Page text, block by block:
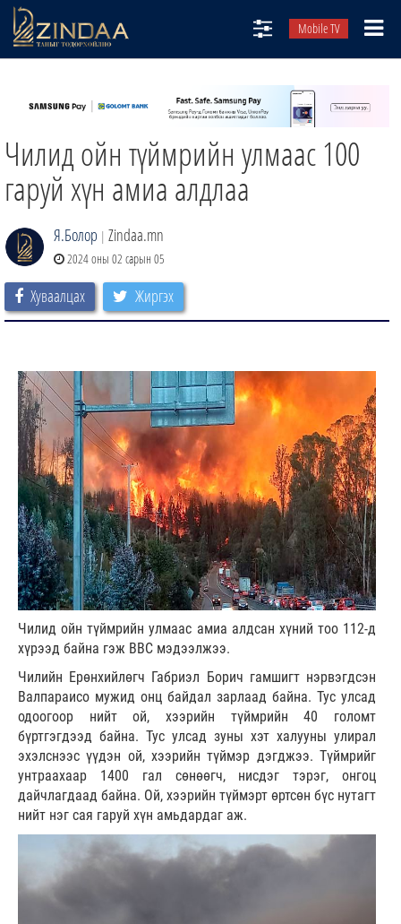
Mobile TV
ТВ8
ӨГЛӨӨНИЙ СОНИН
АУДИО ЗОХИОЛ
ЗИНДАА СЭТГҮҮЛ
Чилид ойн түймрийн улмаас 100
гаруй хүн амиа алдлаа
Я.Болор | Zindaa.mn
2024 оны 02 сарын 05
Хуваалцах Жиргэх
Чилид ойн түймрийн улмаас амиа алдсан хүний тоо 112-д
хүрээд байна гэж ВВС мэдээлжээ.
Чилийн Ерөнхийлөгч Габриэл Борич гамшигт нэрвэгдсэн
Валпараисо мужид онц байдал зарлаад байна. Тус улсад
одоогоор нийт ой, хээрийн түймрийн 40 голомт
бүртгэгдээд байна. Тус улсад зуны хэт халууны улирал
эхэлснээс үүдэн ой, хээрийн түймэр дэгджээ. Түймрийг
унтраахаар 1400 гал сөнөөгч, нисдэг тэрэг, онгоц
дайчлагдаад байна. Ой, хээрийн түймэрт өртсөн бүс нутагт
нийт нэг сая гаруй хүн амьдардаг аж.